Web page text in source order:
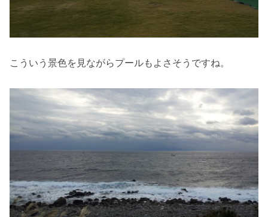
こういう景色を見ながらプールもよさそうですね。